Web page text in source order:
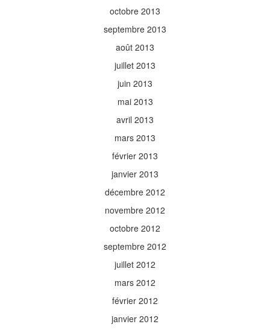
octobre 2013
septembre 2013
août 2013
juillet 2013
juin 2013
mai 2013
avril 2013
mars 2013
février 2013
janvier 2013
décembre 2012
novembre 2012
octobre 2012
septembre 2012
juillet 2012
mars 2012
février 2012
janvier 2012